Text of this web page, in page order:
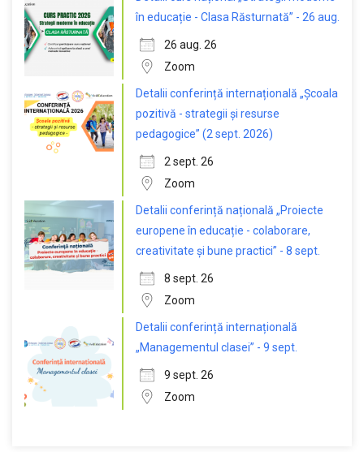
în educație - Clasa Răsturnată” - 26 aug.
26 aug. 26
Zoom
Detalii conferință internațională „Școala
pozitivă - strategii și resurse
pedagogice” (2 sept. 2026)
2 sept. 26
Zoom
Detalii conferință națională „Proiecte
europene în educație - colaborare,
creativitate și bune practici” - 8 sept.
8 sept. 26
Zoom
Detalii conferință internațională
„Managementul clasei” - 9 sept.
9 sept. 26
Zoom